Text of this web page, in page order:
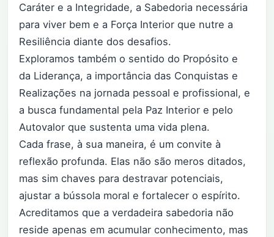
Caráter e a Integridade, a Sabedoria necessária
para viver bem e a Força Interior que nutre a
Resiliência diante dos desafios.
Exploramos também o sentido do Propósito e
da Liderança, a importância das Conquistas e
Realizações na jornada pessoal e profissional, e
a busca fundamental pela Paz Interior e pelo
Autovalor que sustenta uma vida plena.
Cada frase, à sua maneira, é um convite à
reflexão profunda. Elas não são meros ditados,
mas sim chaves para destravar potenciais,
ajustar a bússola moral e fortalecer o espírito.
Acreditamos que a verdadeira sabedoria não
reside apenas em acumular conhecimento, mas